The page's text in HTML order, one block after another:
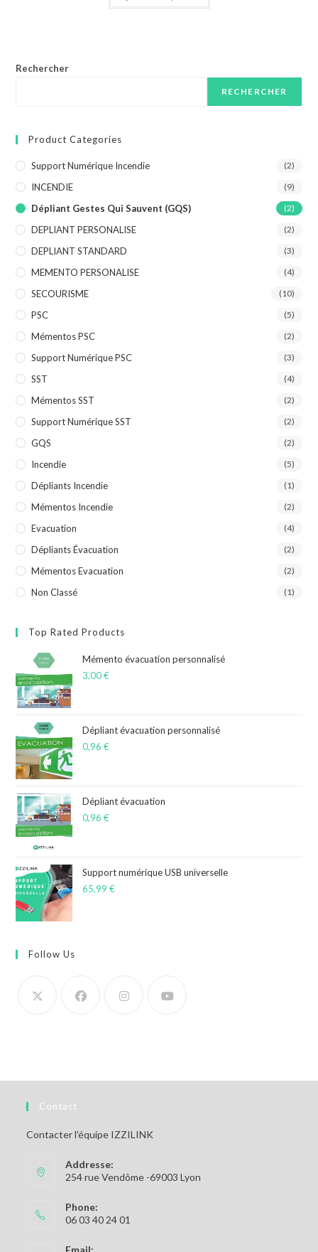
Rechercher
RECHERCHER
Product Categories
Support Numérique Incendie (2)
INCENDIE (9)
Dépliant Gestes Qui Sauvent (GQS) (2)
DEPLIANT PERSONALISE (2)
DEPLIANT STANDARD (3)
MEMENTO PERSONALISE (4)
SECOURISME (10)
PSC (5)
Mémentos PSC (2)
Support Numérique PSC (3)
SST (4)
Mémentos SST (2)
Support Numérique SST (2)
GQS (2)
Incendie (5)
Dépliants Incendie (1)
Mémentos Incendie (2)
Evacuation (4)
Dépliants Évacuation (2)
Mémentos Evacuation (2)
Non Classé (1)
Top Rated Products
Mémento évacuation personnalisé
3,00€
Dépliant évacuation personnalisé
0,96€
Dépliant évacuation
0,96€
Support numérique USB universelle
65,99€
Follow Us
Contact
Contacter l'équipe IZZILINK
Addresse:
254 rue Vendôme -69003 Lyon
Phone:
06 03 40 24 01
Email: